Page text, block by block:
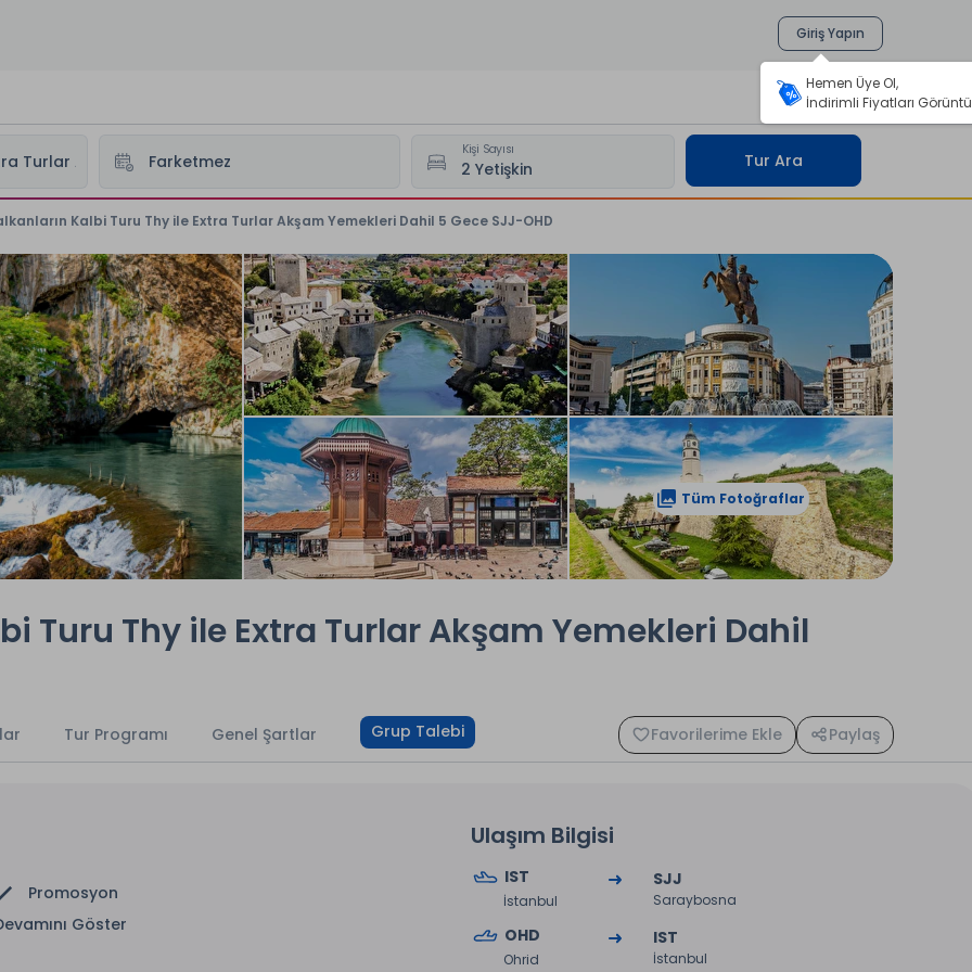
Giriş Yapın
Kişi Sayısı
Tur Ara
Kalbi Turu Thy ile Extra Turlar Akşam Yemekleri Dahil 5 Gece SJJ-OHD
Tüm Fotoğraflar
Turu Thy ile Extra Turlar Akşam Yemekleri Dahil
Tur Programı Genel Şartlar Grup Talebi Favorilerime Ekle Paylaş
Promosyon
Göster
Ulaşım Bilgisi
IST
İstanbul
SJJ
Saraybosna
OHD
Ohrid
IST
İstanbul
Hemen Üye Ol,
İndirimli Fiyatları